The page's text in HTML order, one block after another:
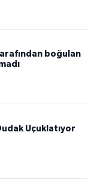
boğulan
Uçuklatıyor